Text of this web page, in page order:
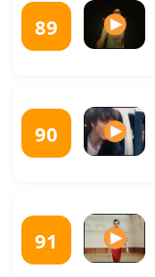
89
90
91